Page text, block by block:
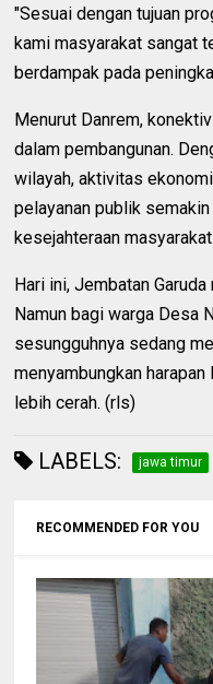
"Sesuai dengan tujuan
kami masyarakat sangat
berdampak pada
Menurut Danrem,
dalam pembangunan.
wilayah, aktivitas
pelayanan publik
kesejahteraan
Hari ini, Jembatan
Namun bagi warga Desa
sesungguhnya sedang
menyambungkan
lebih cerah. (rls)
LABELS: jawa timur
RECOMMENDED FOR YOU